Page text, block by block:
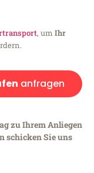
, um Ihr
anfragen
zu Ihrem Anliegen
schicken Sie uns